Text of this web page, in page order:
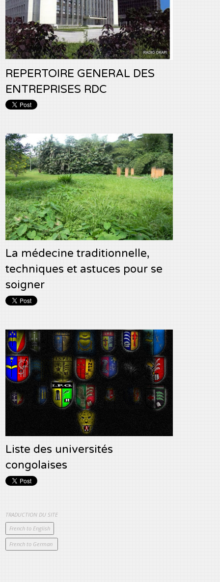
REPERTOIRE GENERAL DES
ENTREPRISES RDC
La médecine traditionnelle,
techniques et astuces pour se
soigner
Liste des universités
congolaises
TRADUCTION DU SITE